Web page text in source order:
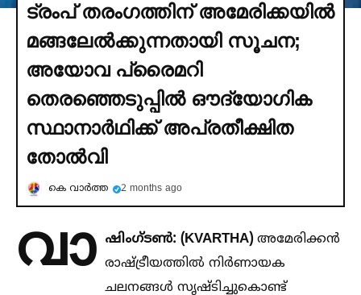
ട്രംപ് തരംഗത്തിന് അമേരിക്കയില്‍
മങ്ങലേല്‍ക്കുന്നതായി സൂചന;
അയോവ പ്രൈമറി
തെരഞ്ഞെടുപ്പില്‍ ഔദ്യോഗിക
സ്ഥാനാര്‍ഥിക്ക് അപ്രതീക്ഷിത
തോല്‍വി
കെ വാര്‍ത്ത 2 months ago
വാ ഷിംഗ്ടണ്‍: (KVARTHA) അമേരിക്കൻ
രാഷ്ട്രീയത്തില്‍ നിർണായക
ചലനങ്ങള്‍ സൃഷ്ടിച്ചുകൊണ്ട്